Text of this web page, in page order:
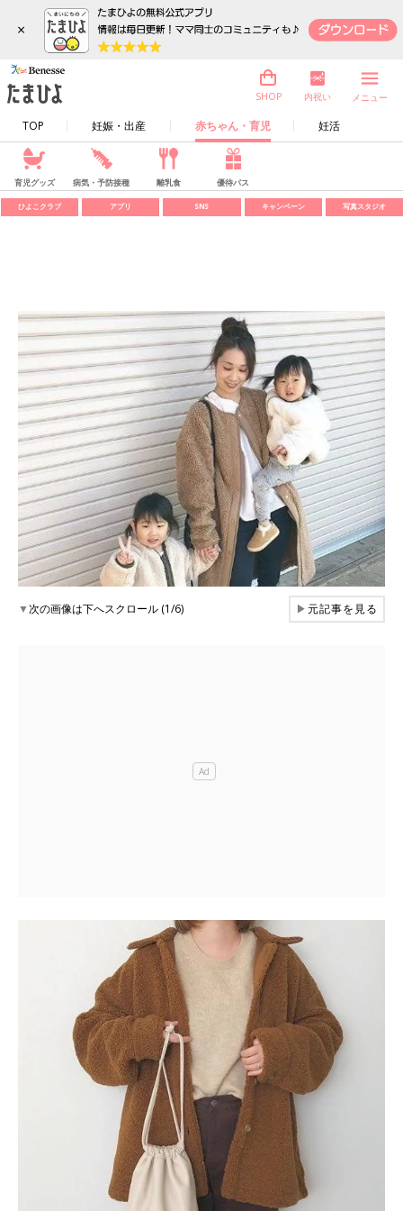
×
TOP 妊娠・出産 赤ちゃん・育児 妊活
SHOP 内祝い メニュー
育児グッズ 病気・予防接種 離乳食 優待パス
ひよこクラブ アプリ SNS キャンペーン 写真スタジオ
▼次の画像は下へスクロール (1/6) ▶元記事を見る